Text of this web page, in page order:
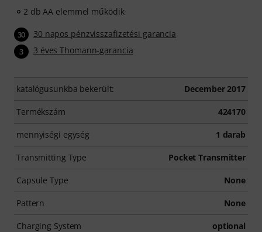
2 db AA elemmel működik
30 30 napos pénzvisszafizetési garancia
3 3 éves Thomann-garancia
katalógusunkba bekerült: December 2017
Termékszám 424170
mennyiségi egység 1 darab
Transmitting Type Pocket Transmitter
Capsule Type None
Pattern None
Charging System optional